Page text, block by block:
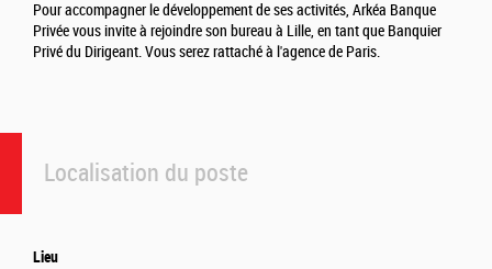
Pour accompagner le développement de ses activités, Arkéa Banque
Privée vous invite à rejoindre son bureau à Lille, en tant que Banquier
Privé du Dirigeant. Vous serez rattaché à l'agence de Paris.
Localisation du poste
Lieu